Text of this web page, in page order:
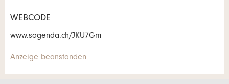
Nachricht
* Eingabe erforderlich
ANZEIGE WEITEREMPFEHLEN
WEBCODE
www.sogenda.ch/JKU7Gm
Anzeige beanstanden